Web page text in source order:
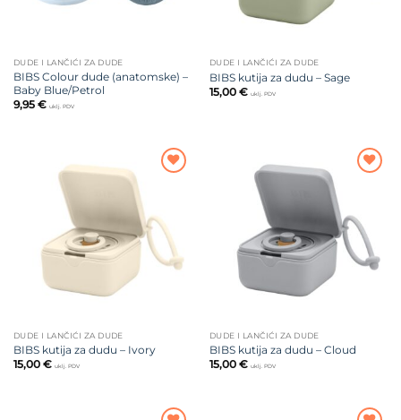
DUDE I LANČIĆI ZA DUDE
BIBS Colour dude (anatomske) –
Baby Blue/Petrol
9,95 € uklj. PDV
DUDE I LANČIĆI ZA DUDE
BIBS kutija za dudu – Sage
15,00 € uklj. PDV
DUDE I LANČIĆI ZA DUDE
BIBS kutija za dudu – Ivory
15,00 € uklj. PDV
DUDE I LANČIĆI ZA DUDE
BIBS kutija za dudu – Cloud
15,00 € uklj. PDV